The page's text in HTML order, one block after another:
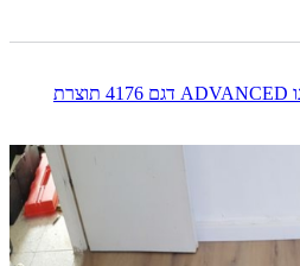
פרקט למינציה סוויס קרונו ADVANCED דגם 4176 תוצרת